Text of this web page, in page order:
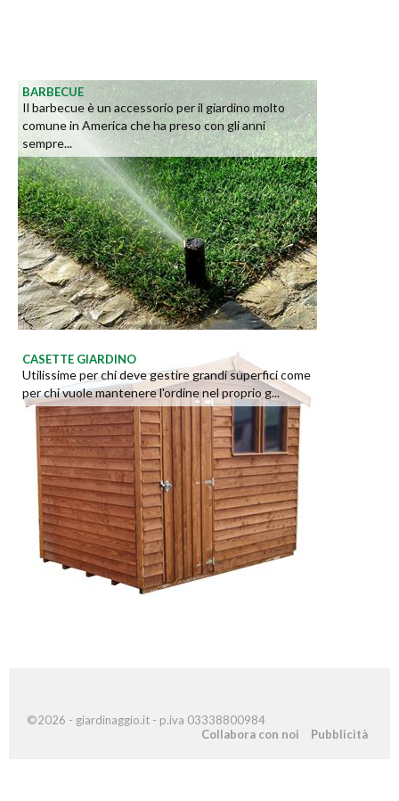
BARBECUE
Il barbecue è un accessorio per il giardino molto
comune in America che ha preso con gli anni
sempre...
CASETTE GIARDINO
Utilissime per chi deve gestire grandi superfici come
per chi vuole mantenere l'ordine nel proprio g...
©2026 - giardinaggio.it - p.iva 03338800984
Collabora con noi
Pubblicità